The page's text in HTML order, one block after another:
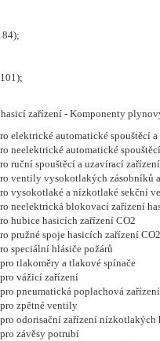
zařízení - Komponenty
elektrické automatické spouštěcí
neelektrické automatické
ruční spouštěcí a uzavírací zařízení
ventily vysokotlakých zásobníků
vysokotlaké a nízkotlaké sekční
neelektrická blokovací zařízení
hubice hasicích zařízení CO2
pružné spoje hasicích zařízení CO2
speciální hlásiče požárů
tlakoměry a tlakové spínače
vážicí zařízení
pneumatická poplachová zařízení
zpětné ventily
odorisační zařízení nízkotlakých
závěsy potrubí